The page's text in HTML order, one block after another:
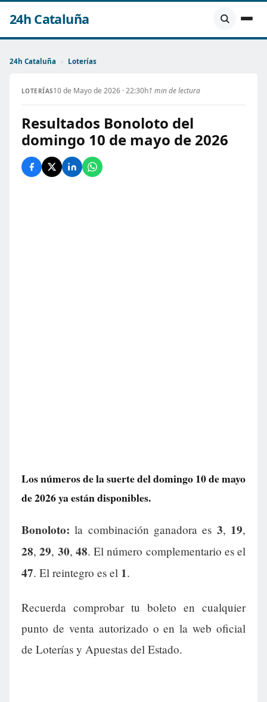
24h Cataluña
24h Cataluña › Loterías
LOTERÍAS10 de Mayo de 2026 · 22:30h1 min de lectura
Resultados Bonoloto del
domingo 10 de mayo de 2026
Los números de la suerte del domingo 10 de mayo
de 2026 ya están disponibles.
Bonoloto: la combinación ganadora es 3, 19,
28,29, 30, 48. El número complementario es el
47. El reintegro es el 1.
Recuerda comprobar tu boleto en cualquier
punto de venta autorizado o en la web oficial
de Loterías y Apuestas del Estado.